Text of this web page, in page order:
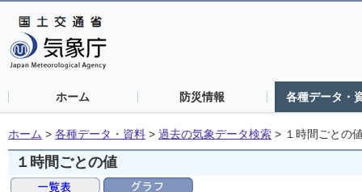
ホーム 防災情報 各種データ・
ホーム > 各種データ・資料 > 過去の気象データ検索 > １時間ごとの
１時間ごとの値